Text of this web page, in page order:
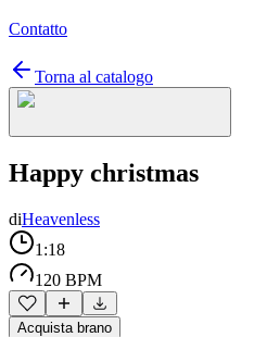
Contatto
Torna al catalogo
Happy christmas
diHeavenless
1:18
120 BPM
Acquista brano